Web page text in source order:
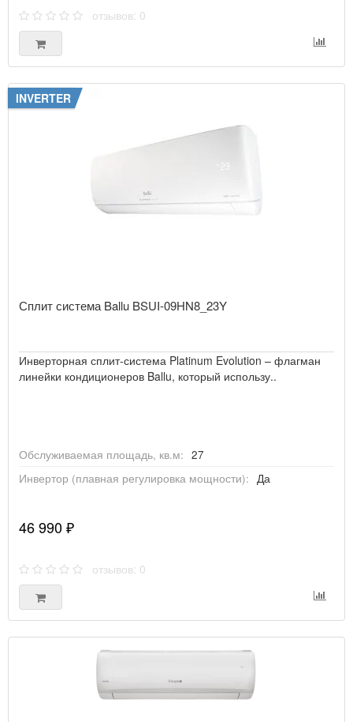
отзывов: 0
INVERTER
Сплит система Ballu BSUI-09HN8_23Y
Инверторная сплит-система Platinum Evolution – флагман
линейки кондиционеров Ballu, который использу..
Обслуживаемая площадь, кв.м: 27
Инвертор (плавная регулировка мощности):
Да
46 990 ₽
отзывов: 0